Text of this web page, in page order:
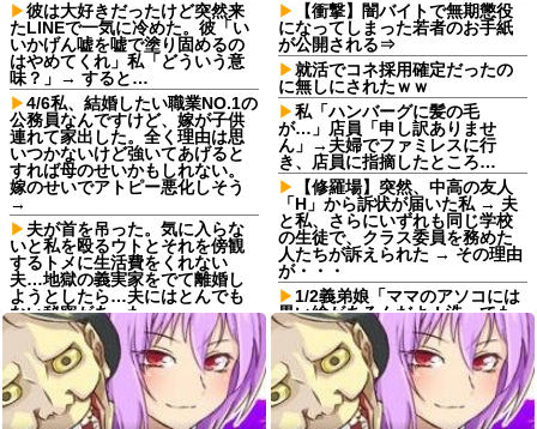
彼は大好きだったけど突然来
たLINEで一気に冷めた。彼「い
いかげん嘘を嘘で塗り固めるの
はやめてくれ」私「どういう意
味？」→ すると…
4/6私、結婚したい職業NO.1の
公務員なんですけど、嫁が子供
連れて家出した。全く理由は思
いつかないけど強いてあげると
すれば母のせいかもしれない。
嫁のせいでアトピー悪化しそう
→
夫が首を吊った。気に入らな
いと私を殴るウトとそれを傍観
するトメに生活費をくれない
夫…地獄の義実家をでて離婚し
ようとしたら…夫にはとんでも
ない秘密があった
嫁が同窓会に出席して元カレ
と再会して失踪。1年後に俺の家
に投函されたものがこれ...
女子「貴公子の告白を断るな
んてあり得ない！」俺「問題は
【衝撃】闇バイトで無期懲役
になってしまった若者のお手紙
が公開される⇒
就活でコネ採用確定だったの
に無しにされたｗｗ
私「ハンバーグに髪の毛
が…」店員「申し訳ありませ
ん」→夫婦でファミレスに行
き、店員に指摘したところ…
【修羅場】突然、中高の友人
「H」から訴状が届いた私 → 夫
と私、さらにいずれも同じ学校
の生徒で、クラス委員を務めた
人たちが訴えられた → その理由
が・・・
1/2義弟娘「ママのアソコには
黒い絵があるんだよ！洗っても
落ちないんだよ！」あー…だか
らいつも肌を隠してるのね。こ
んな田舎で刺青バレたら面倒な
事になっちゃうよ…→面倒な事
に。
公園で飯食ってたら隣のオッ